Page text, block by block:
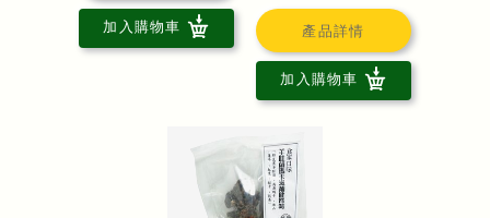
加入購物車 產品詳情
加入購物車